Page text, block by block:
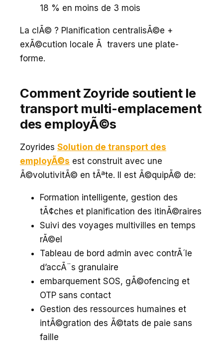
18 % en moins de 3 mois
La clÃ© ? Planification centralisÃ©e +
exÃ©cution locale Ã travers une plate-
forme.
Comment Zoyride soutient le
transport multi-emplacement
des employÃ©s
Zoyrides Solution de transport des
employÃ©s est construit avec une
Ã©volutivitÃ© en tÃªte. Il est Ã©quipÃ© de:
Formation intelligente, gestion des
tÃ¢ches et planification des itinÃ©raires
Suivi des voyages multivilles en temps
rÃ©el
Tableau de bord admin avec contrÃ´le
d’accÃ¨s granulaire
embarquement SOS, gÃ©ofencing et
OTP sans contact
Gestion des ressources humaines et
intÃ©gration des Ã©tats de paie sans
faille